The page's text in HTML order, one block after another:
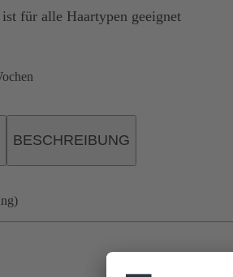
für alle Haartypen geeignet
BESCHREIBUNG